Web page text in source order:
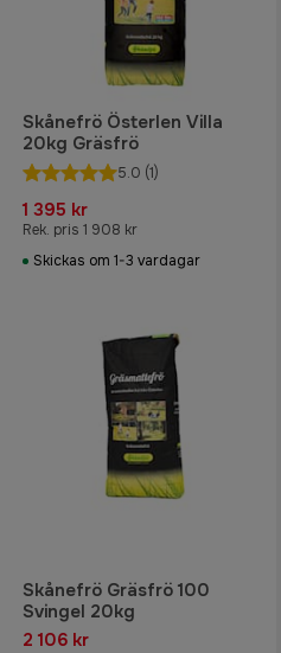
Skånefrö Österlen Villa
20kg Gräsfrö
5.0 (1)
1 395 kr
Rek. pris 1 908 kr
Skickas om 1-3 vardagar
Skånefrö Gräsfrö 100
Svingel 20kg
2 106 kr